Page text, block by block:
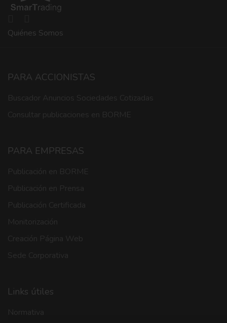
Quiénes Somos
PARA ACCIONISTAS
PARA EMPRESAS
Links útiles
Normativa